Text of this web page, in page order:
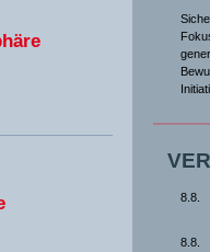
8.8.
8.8.